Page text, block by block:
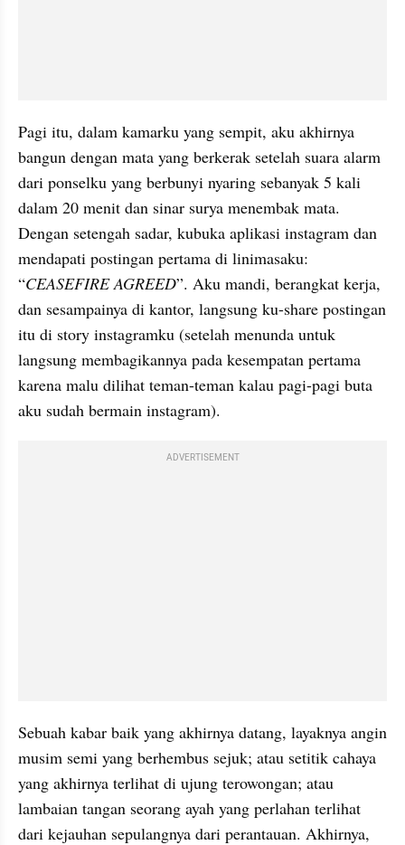
Pagi itu, dalam kamarku yang sempit, aku akhirnya
bangun dengan mata yang berkerak setelah suara alarm
dari ponselku yang berbunyi nyaring sebanyak 5 kali
dalam 20 menit dan sinar surya menembak mata.
Dengan setengah sadar, kubuka aplikasi instagram dan
mendapati postingan pertama di linimasaku:
“CEASEFIRE AGREED”. Aku mandi, berangkat kerja,
dan sesampainya di kantor, langsung ku-share postingan
itu di story instagramku (setelah menunda untuk
langsung membagikannya pada kesempatan pertama
karena malu dilihat teman-teman kalau pagi-pagi buta
aku sudah bermain instagram).
ADVERTISEMENT
Sebuah kabar baik yang akhirnya datang, layaknya angin
musim semi yang berhembus sejuk; atau setitik cahaya
yang akhirnya terlihat di ujung terowongan; atau
lambaian tangan seorang ayah yang perlahan terlihat
dari kejauhan sepulangnya dari perantauan. Akhirnya,